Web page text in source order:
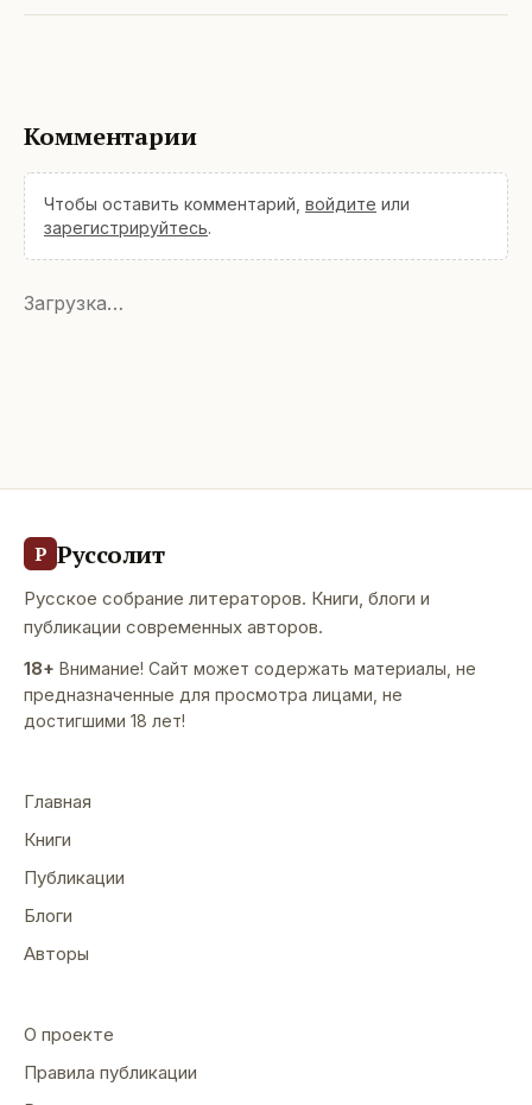
Комментарии
Чтобы оставить комментарий, войдите или
зарегистрируйтесь.
Загрузка…
Р Руссолит
Русское собрание литераторов. Книги, блоги и
публикации современных авторов.
18+ Внимание! Сайт может содержать материалы, не
предназначенные для просмотра лицами, не
достигшими 18 лет!
Главная
Книги
Публикации
Блоги
Авторы
О проекте
Правила публикации